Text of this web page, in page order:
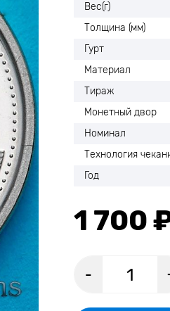
Вес(г)
Толщина (мм)
Гурт
Материал
Тираж
Монетный двор
Номинал
Технология
Год
1 700
-